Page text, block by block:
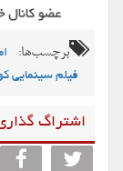
برچسب‌ها:
فیلم سینمایی
اشتراگ